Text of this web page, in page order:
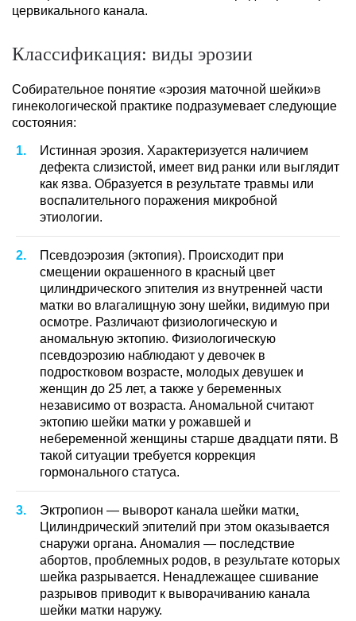
цервикального канала.
Классификация: виды эрозии
Собирательное понятие «эрозия маточной шейки»в
гинекологической практике подразумевает следующие
состояния:
Истинная эрозия. Характеризуется наличием
дефекта слизистой, имеет вид ранки или выглядит
как язва. Образуется в результате травмы или
воспалительного поражения микробной
этиологии.
Псевдоэрозия (эктопия). Происходит при
смещении окрашенного в красный цвет
цилиндрического эпителия из внутренней части
матки во влагалищную зону шейки, видимую при
осмотре. Различают физиологическую и
аномальную эктопию. Физиологическую
псевдоэрозию наблюдают у девочек в
подростковом возрасте, молодых девушек и
женщин до 25 лет, а также у беременных
независимо от возраста. Аномальной считают
эктопию шейки матки у рожавшей и
небеременной женщины старше двадцати пяти. В
такой ситуации требуется коррекция
гормонального статуса.
Эктропион — выворот канала шейки матки.
Цилиндрический эпителий при этом оказывается
снаружи органа. Аномалия — последствие
абортов, проблемных родов, в результате которых
шейка разрывается. Ненадлежащее сшивание
разрывов приводит к выворачиванию канала
шейки матки наружу.